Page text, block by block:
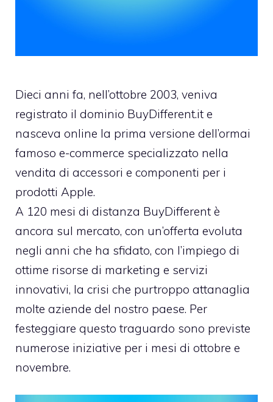
Dieci anni fa, nell’ottobre 2003, veniva
registrato il dominio BuyDifferent.it e
nasceva online la prima versione dell’ormai
famoso e-commerce specializzato nella
vendita di accessori e componenti per i
prodotti Apple.
A 120 mesi di distanza BuyDifferent è
ancora sul mercato, con un’offerta evoluta
negli anni che ha sfidato, con l’impiego di
ottime risorse di marketing e servizi
innovativi, la crisi che purtroppo attanaglia
molte aziende del nostro paese. Per
festeggiare questo traguardo sono previste
numerose iniziative per i mesi di ottobre e
novembre.